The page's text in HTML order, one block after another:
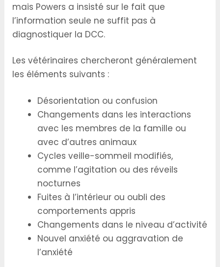
mais Powers a insisté sur le fait que
l’information seule ne suffit pas à
diagnostiquer la DCC.
Les vétérinaires chercheront généralement
les éléments suivants :
Désorientation ou confusion
Changements dans les interactions
avec les membres de la famille ou
avec d’autres animaux
Cycles veille-sommeil modifiés,
comme l’agitation ou des réveils
nocturnes
Fuites à l’intérieur ou oubli des
comportements appris
Changements dans le niveau d’activité
Nouvel anxiété ou aggravation de
l’anxiété